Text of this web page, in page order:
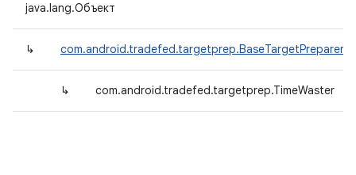
java.lang.Объект
↳ com.android.tradefed.targetprep.BaseTargetPreparer
↳ com.android.tradefed.targetprep.TimeWaster